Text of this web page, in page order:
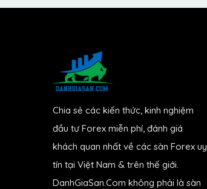
Chia sẻ các kiến thức, kinh nghiệm
đầu tư Forex miễn phí, đánh giá
khách quan nhất về các sàn Forex uy
tín tại Việt Nam & trên thế giới.
DanhGiaSan.Com không phải là sàn